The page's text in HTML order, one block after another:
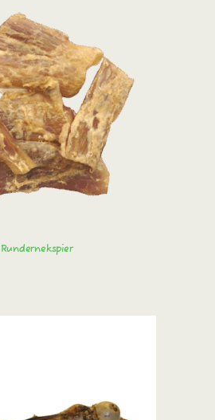
Rundernekspier